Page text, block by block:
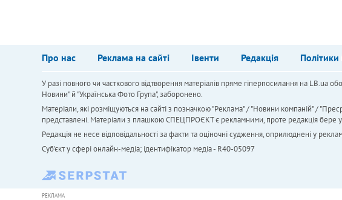
Про нас Реклама на сайті Івенти Редакція Політики
У разі повного чи часткового відтворення матеріалів пряме гіперпосилання на LB.ua
Новини" й "Українська Фото Група", заборонено.
Матеріали, які розміщуються на сайті з позначкою "Реклама" / "Новини компаній" /
представлені. Матеріали з плашкою СПЕЦПРОЄКТ є рекламними, проте редакція бере
Редакція не несе відповідальності за факти та оціночні судження, оприлюднені у
Cуб'єкт у сфері онлайн-медіа; ідентифікатор медіа - R40-05097
РЕКЛАМА